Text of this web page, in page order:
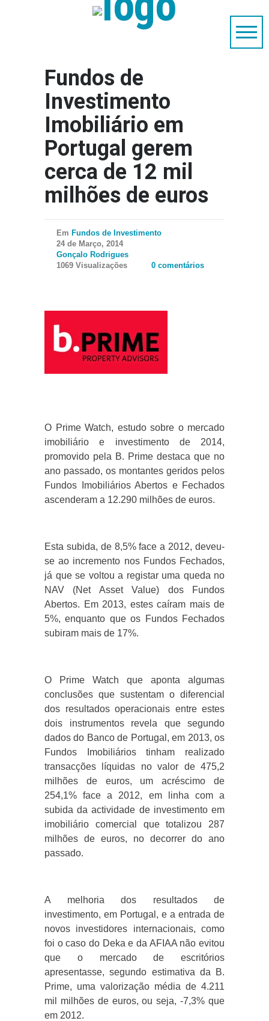
Fundos de
Investimento
Imobiliário em
Portugal gerem
cerca de 12 mil
milhões de euros
Em Fundos de Investimento
24 de Março, 2014
Gonçalo Rodrigues
1069 Visualizações
0 comentários
O Prime Watch, estudo sobre o mercado
imobiliário e investimento de 2014,
promovido pela B. Prime destaca que no
ano passado, os montantes geridos pelos
Fundos Imobiliários Abertos e Fechados
ascenderam a 12.290 milhões de euros.
Esta subida, de 8,5% face a 2012, deveu-
se ao incremento nos Fundos Fechados,
já que se voltou a registar uma queda no
NAV (Net Asset Value) dos Fundos
Abertos. Em 2013, estes caíram mais de
5%, enquanto que os Fundos Fechados
subiram mais de 17%.
O Prime Watch que aponta algumas
conclusões que sustentam o diferencial
dos resultados operacionais entre estes
dois instrumentos revela que segundo
dados do Banco de Portugal, em 2013, os
Fundos Imobiliários tinham realizado
transacções líquidas no valor de 475,2
milhões de euros, um acréscimo de
254,1% face a 2012, em linha com a
subida da actividade de investimento em
imobiliário comercial que totalizou 287
milhões de euros, no decorrer do ano
passado.
A melhoria dos resultados de
investimento, em Portugal, e a entrada de
novos investidores internacionais, como
foi o caso do Deka e da AFIAA não evitou
que o mercado de escritórios
apresentasse, segundo estimativa da B.
Prime, uma valorização média de 4.211
mil milhões de euros, ou seja, -7,3% que
em 2012.